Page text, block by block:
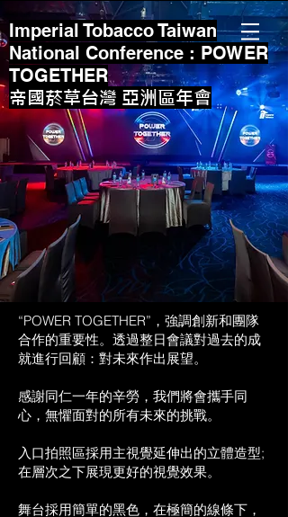
Imperial Tobacco Taiwan
National Conference : POWER
TOGETHER
帝國菸草台灣 亞洲區年會
“POWER TOGETHER”，強調創新和團隊
合作的重要性。透過整日會議對過去的成
就進行回顧：對未來作出展望。
感謝同仁一年的辛勞，我們將會攜手同
心，無懼面對的所有未來的挑戰。
入口拍照區採用主視覺延伸出的立體造型;
在層次之下展現更好的視覺效果。
舞台採用簡單的黑色，在極簡的線條下，